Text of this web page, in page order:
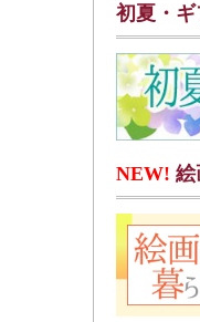
初夏・
NEW! 絵